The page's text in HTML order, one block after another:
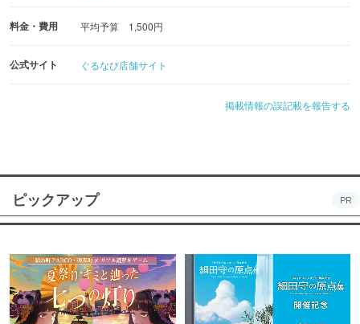
料金・費用 平均予算 1,500円
公式サイト ぐるなび店舗サイト
掲載情報の誤記載を報告する
ピックアップ PR